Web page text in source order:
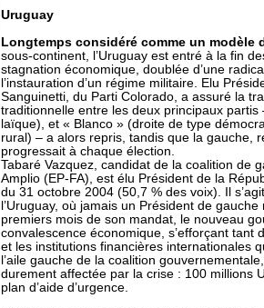
Uruguay
Longtemps considéré comme un modèle
sous-continent, l’Uruguay est entré à la fin
stagnation économique, doublée d’une
l’instauration d’un régime militaire. Elu
Sanguinetti, du Parti Colorado, a assuré la
traditionnelle entre les deux principaux partis
laïque), et « Blanco » (droite de type
rural) – a alors repris, tandis que la gauche,
progressait à chaque élection.
Tabaré Vazquez, candidat de la coalition de
Amplio (EP-FA), est élu Président de la
du 31 octobre 2004 (50,7 % des voix). Il
l’Uruguay, où jamais un Président de
premiers mois de son mandat, le nouveau
convalescence économique, s’efforçant
et les institutions financières internationales
l’aile gauche de la coalition
durement affectée par la crise : 100 millions
plan d’aide d’urgence.